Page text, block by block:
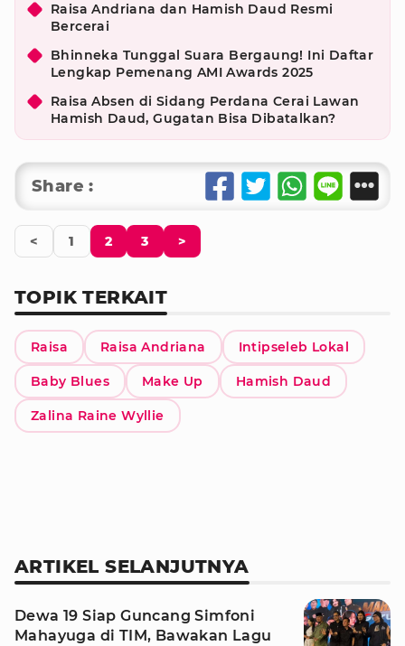
Raisa Andriana dan Hamish Daud Resmi
Bercerai
Bhinneka Tunggal Suara Bergaung! Ini Daftar
Lengkap Pemenang AMI Awards 2025
Raisa Absen di Sidang Perdana Cerai Lawan
Hamish Daud, Gugatan Bisa Dibatalkan?
Share :
< 1 2 3 >
TOPIK TERKAIT
Raisa Raisa Andriana Intipseleb Lokal
Baby Blues Make Up Hamish Daud
Zalina Raine Wyllie
ARTIKEL SELANJUTNYA
Dewa 19 Siap Guncang Simfoni
Mahayuga di TIM, Bawakan Lagu